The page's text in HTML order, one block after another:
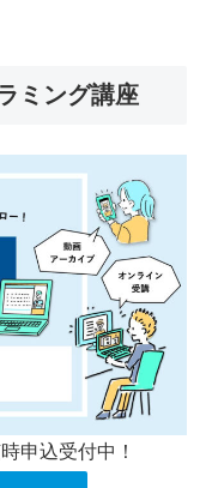
ミング講座
申込受付中！